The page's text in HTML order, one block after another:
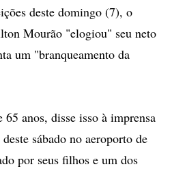
deste domingo (7), o
Mourão "elogiou" seu neto
um "branqueamento da
anos, disse isso à imprensa
sábado no aeroporto de
por seus filhos e um dos